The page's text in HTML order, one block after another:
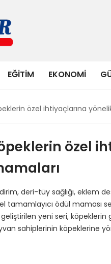
EĞITIM EKONOMI
özel ihtiyaçlarına
özel
deri-tüy sağlığı, eklem
ödül maması
yeni seri,
sahiplerinin köpeklerine